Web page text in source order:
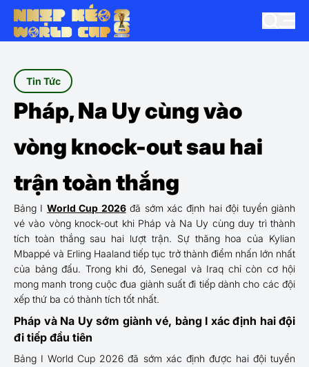
Tin Tức
Pháp, Na Uy cùng vào
vòng knock-out sau hai
trận toàn thắng
Bảng I World Cup 2026đã sớm xác định hai đội tuyển giành
vé vào vòng knock-out khi Pháp và Na Uy cùng duy trì thành
tích toàn thắng sau hai lượt trận. Sự thăng hoa của Kylian
Mbappé và Erling Haaland tiếp tục trở thành điểm nhấn lớn nhất
của bảng đấu. Trong khi đó, Senegal và Iraq chỉ còn cơ hội
mong manh trong cuộc đua giành suất đi tiếp dành cho các đội
xếp thứ ba có thành tích tốt nhất.
Pháp và Na Uy sớm giành vé, bảng I xác định hai đội
đi tiếp đầu tiên
Bảng I World Cup 2026 đã sớm xác định được hai đội tuyển